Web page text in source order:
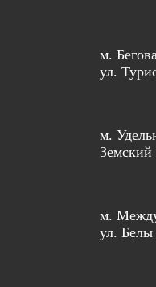
м.
ул.
м.
Земский
м.
ул.